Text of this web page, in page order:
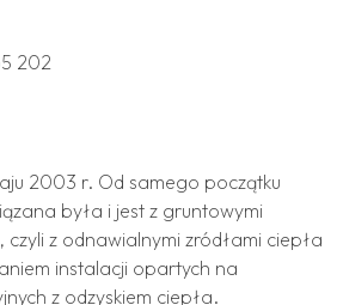
202
2003 r. Od samego początku
była i jest z gruntowymi
czyli z odnawialnymi zródłami ciepła
instalacji opartych na
z odzyskiem ciepła.